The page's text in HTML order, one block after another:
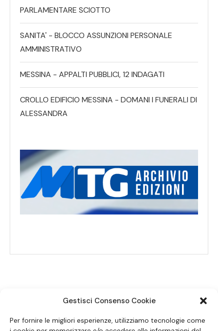
Gestisci Consenso Cookie
Per fornire le migliori esperienze, utilizziamo tecnologie come
PARLAMENTARE SCIOTTO
SANITA' - BLOCCO ASSUNZIONI PERSONALE
AMMINISTRATIVO
MESSINA - APPALTI PUBBLICI, 12 INDAGATI
CROLLO EDIFICIO MESSINA - DOMANI I FUNERALI DI
ALESSANDRA
SEGUICI SUI SOCIAL